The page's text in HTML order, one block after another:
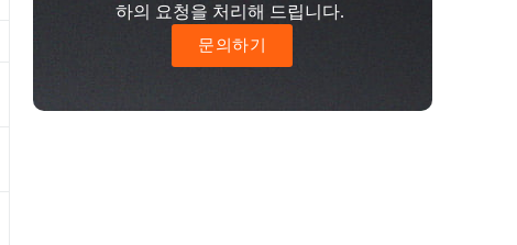
하의 요청을 처리해 드립니다.
문의하기